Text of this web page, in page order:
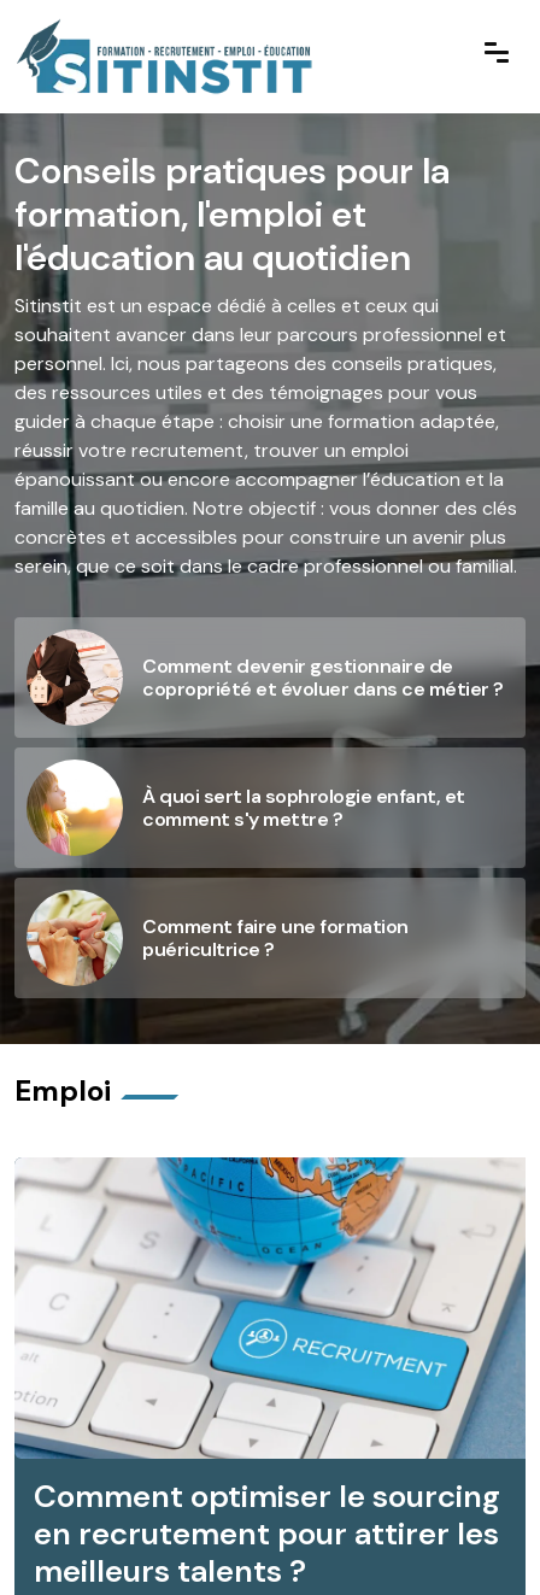
Conseils pratiques pour la
formation, l'emploi et
l'éducation au quotidien
Sitinstit est un espace dédié à celles et ceux qui
souhaitent avancer dans leur parcours professionnel et
personnel. Ici, nous partageons des conseils pratiques,
des ressources utiles et des témoignages pour vous
guider à chaque étape : choisir une formation adaptée,
réussir votre recrutement, trouver un emploi
épanouissant ou encore accompagner l’éducation et la
famille au quotidien. Notre objectif : vous donner des clés
concrètes et accessibles pour construire un avenir plus
serein, que ce soit dans le cadre professionnel ou familial.
Comment devenir gestionnaire de
copropriété et évoluer dans ce métier ?
À quoi sert la sophrologie enfant, et
comment s'y mettre ?
Comment faire une formation
puéricultrice ?
Emploi
Comment optimiser le sourcing
en recrutement pour attirer les
meilleurs talents ?